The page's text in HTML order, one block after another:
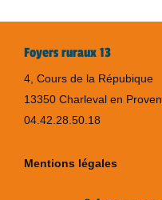
Foyers ruraux 13
4, Cours de la Répubique
13350 Charleval en
04.42.28.50.18
Mentions légales